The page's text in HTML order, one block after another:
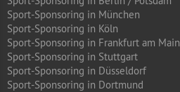
Sport-Sponsoring in München
Sport-Sponsoring in Köln
Sport-Sponsoring in Frankfurt am Main
Sport-Sponsoring in Stuttgart
Sport-Sponsoring in Düsseldorf
Sport-Sponsoring in Dortmund